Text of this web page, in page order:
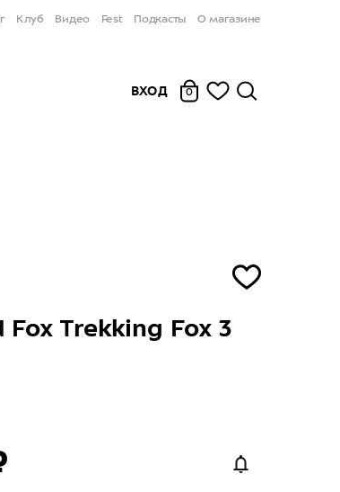
Клуб Видео Fest Подкасты О магазине
ВХОД 0
Fox Trekking Fox 3